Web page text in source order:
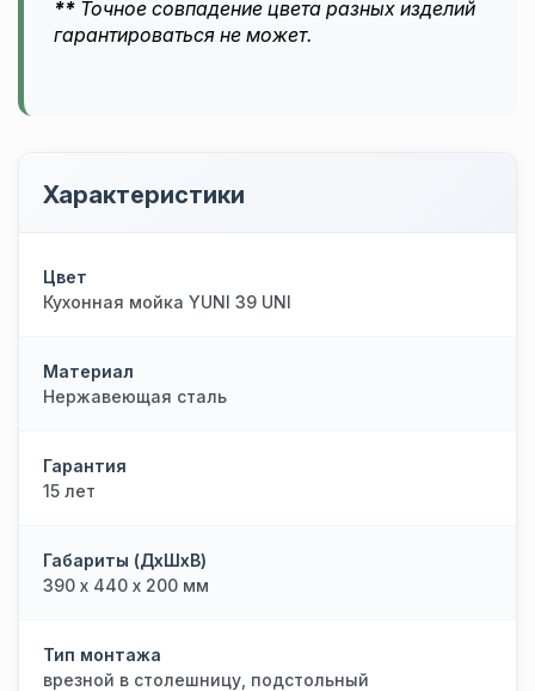
** Точное совпадение цвета разных изделий
гарантироваться не может.
Характеристики
Цвет
Кухонная мойка YUNI 39 UNI
Материал
Нержавеющая сталь
Гарантия
15 лет
Габариты (ДхШхВ)
390 х 440 х 200 мм
Тип монтажа
врезной в столешницу, подстольный